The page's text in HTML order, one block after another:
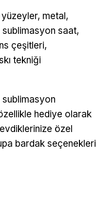
metal,
saat,
çeşitleri,
tekniği
hediye olarak
özel
bardak seçenekleri